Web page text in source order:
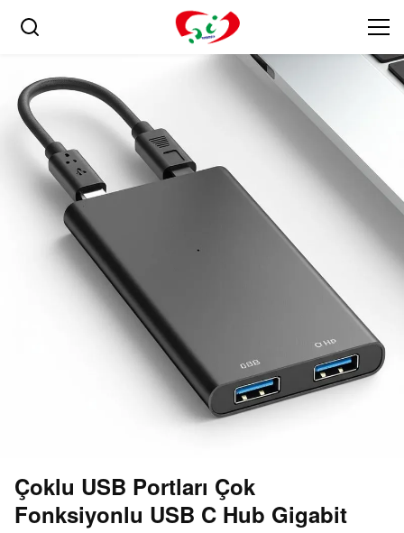
Çoklu USB Portları Çok
Fonksiyonlu USB C Hub Gigabit